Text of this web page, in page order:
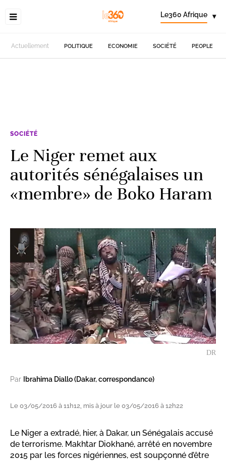
Le360 Afrique ▾
Actuellement POLITIQUE ECONOMIE SOCIÉTÉ PEOPLE
SOCIÉTÉ
Le Niger remet aux
autorités sénégalaises un
«membre» de Boko Haram
DR
Par Ibrahima Diallo (Dakar, correspondance)
Le 03/05/2016 à 11h12, mis à jour le 03/05/2016 à 12h22
Le Niger a extradé, hier, à Dakar, un Sénégalais accusé
de terrorisme. Makhtar Diokhané, arrêté en novembre
2015 par les forces nigériennes, est soupçonné d’être